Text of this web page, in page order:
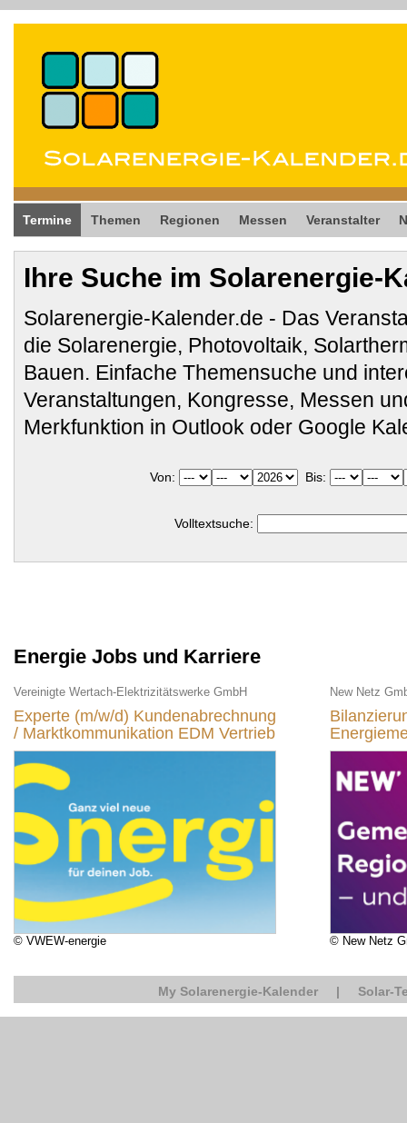
Termine Themen Regionen Messen Veranstalter
Ihre Suche im Solarenergie-
Solarenergie-Kalender.de - Das
die Solarenergie, Photovoltaik,
Bauen. Einfache Themensuche und
Veranstaltungen, Kongresse, Messen
Merkfunktion in Outlook oder Google
Von: Bis:
Volltextsuche:
Energie Jobs und Karriere
Vereinigte Wertach-Elektrizitätswerke GmbH
Experte (m/w/d) Kundenabrechnung
/ Marktkommunikation EDM Vertrieb
© VWEW-energie
New Netz
© New Netz
My Solarenergie-Kalender | Solar-